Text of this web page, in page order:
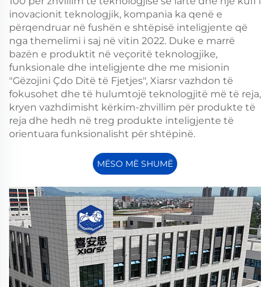
inovacionit teknologjik, kompania ka qenë e
përqendruar në fushën e shtëpisë inteligjente që
nga themelimi i saj në vitin 2022. Duke e marrë
bazën e produktit në veçoritë teknologjike,
funksionale dhe inteligjente dhe me misionin
"Gëzojini Çdo Ditë të Fjetjes", Xiarsr vazhdon të
fokusohet dhe të hulumtojë teknologjitë më të reja,
kryen vazhdimisht kërkim-zhvillim për produkte të
reja dhe hedh në treg produkte inteligjente të
orientuara funksionalisht për shtëpinë.
MËSO MË SHUMË